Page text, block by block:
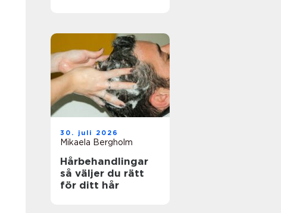
30. juli 2026
Mikaela Bergholm
Hårbehandlingar
så väljer du rätt
för ditt hår